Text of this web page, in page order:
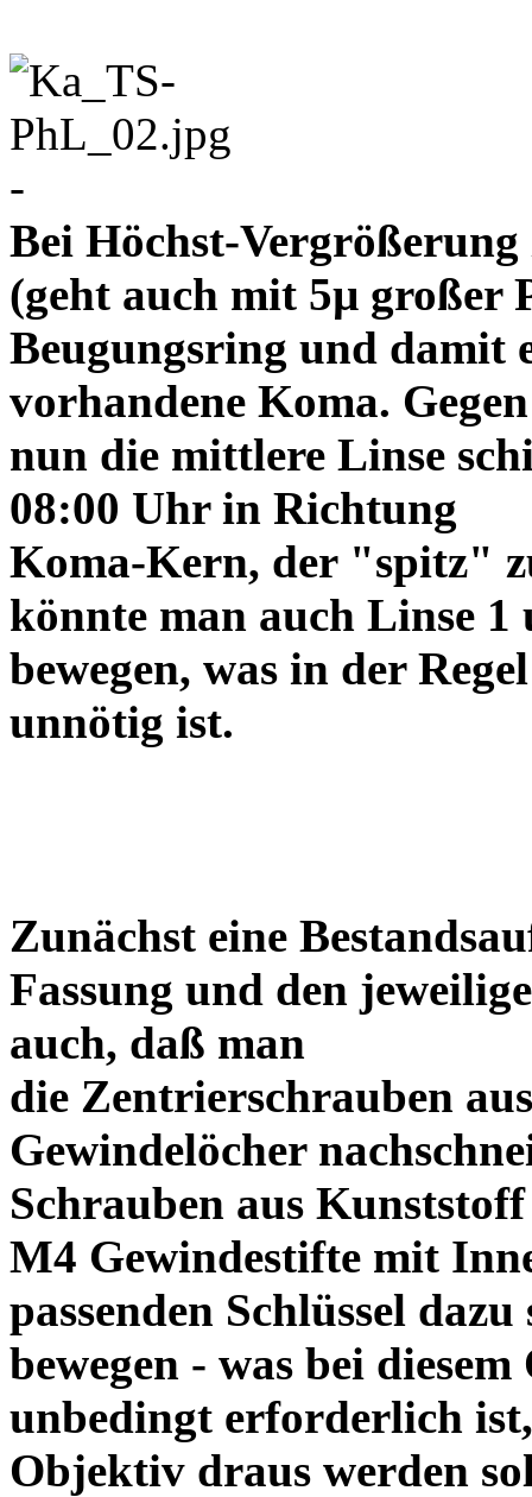
-
Bei Höchst-
(geht auch mit 5µ großer
Beugungsring und damit
vorhandene Koma.
nun die mittlere Linse
08:00 Uhr in Richtung
Koma-Kern, der "spitz"
könnte man auch Linse
bewegen, was in der Regel
unnötig ist.
Zunächst eine
Fassung und den
auch, daß man
die Zentrierschrauben
Gewindelöcher
Schrauben aus
M4 Gewindestifte mit
passenden Schlüssel
bewegen - was bei
unbedingt erforderlich
Objektiv draus